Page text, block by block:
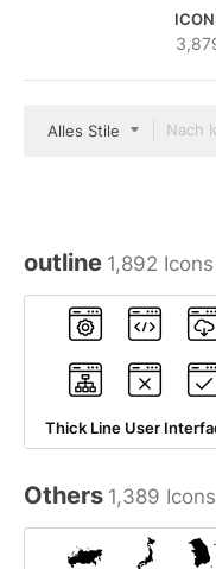
Alles Stile
outline 1,892 Icons
Thick Line User
Others 1,389 Icons